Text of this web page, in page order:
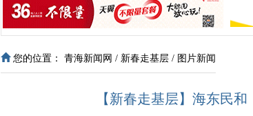
您的位置： 青海新闻网 / 新春走基层 / 图片新闻
【新春走基层】海东民